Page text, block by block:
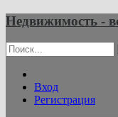
Недвижимость -
Вход
Регистрация